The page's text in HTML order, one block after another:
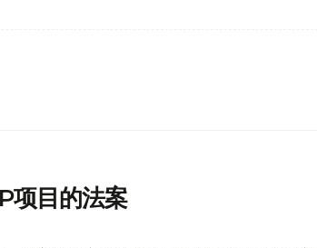
项目的法案